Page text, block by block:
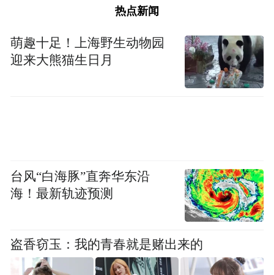
足以让以色列发射约10至15枚防空导弹，每
反导系统为例）。
相比之下，据伊朗伊斯兰革命卫队称，即使
色列要花费1.44亿美元来“拦截”（并非总能成
功）一枚伊朗高超音速导弹。
这种消耗完全不可持续。如果伊朗保持目前
的攻击频率，大约两周内，以色列领空将完
全受制于伊朗体型更大、破坏力更强的固体
热点新闻
萌趣十足！上海野生动物园
迎来大熊猫生日月
台风“白海豚”直奔华东沿
海！最新轨迹预测
盗香窃玉：我的青春就是赌出来的